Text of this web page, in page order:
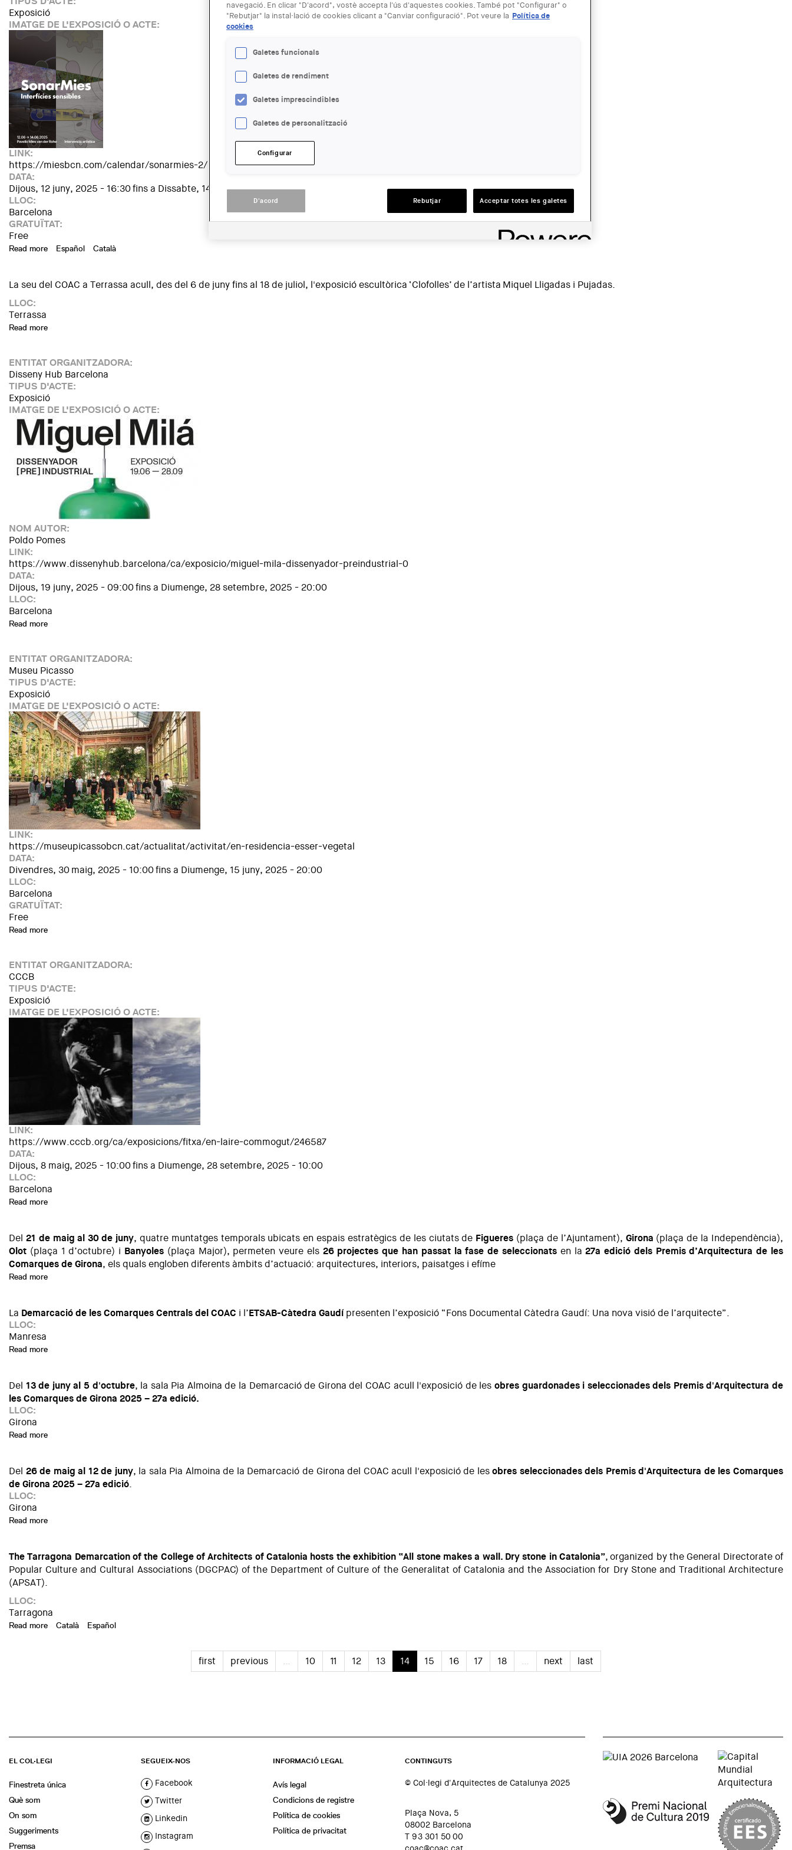
Exposició
IMATGE DE L'EXPOSICIÓ O ACTE:
LINK:
https://miesbcn.com/calendar/sonarmies-2/
DATA:
Dijous, 12 juny, 2025 - 16:30fins a Dissabte, 14 juny, 2025 - 19:30
LLOC:
Barcelona
GRATUÏTAT:
Free
Read more about SonarMies: Sensitive Interfaces
Español Català
La seu del COAC a Terrassa acull, des del 6 de juny fins al 18 de juliol, l'exposició escultòrica ‘Clofolles’ de l’artista Miquel Lligadas i Pujadas.
LLOC:
Terrassa
Read more
ENTITAT ORGANITZADORA:
Disseny Hub Barcelona
TIPUS D'ACTE:
Exposició
IMATGE DE L'EXPOSICIÓ O ACTE:
NOM AUTOR:
Poldo Pomes
LINK:
https://www.dissenyhub.barcelona/ca/exposicio/miguel-mila-dissenyador-preindustrial-0
DATA:
Dijous, 19 juny, 2025 - 09:00fins a Diumenge, 28 setembre, 2025 - 20:00
LLOC:
Barcelona
Read more
ENTITAT ORGANITZADORA:
Museu Picasso
TIPUS D'ACTE:
Exposició
IMATGE DE L'EXPOSICIÓ O ACTE:
LINK:
https://museupicassobcn.cat/actualitat/activitat/en-residencia-esser-vegetal
DATA:
Divendres, 30 maig, 2025 - 10:00fins a Diumenge, 15 juny, 2025 - 20:00
LLOC:
Barcelona
GRATUÏTAT:
Free
Read more
ENTITAT ORGANITZADORA:
CCCB
TIPUS D'ACTE:
Exposició
IMATGE DE L'EXPOSICIÓ O ACTE:
LINK:
https://www.cccb.org/ca/exposicions/fitxa/en-laire-commogut/246587
DATA:
Dijous, 8 maig, 2025 - 10:00fins a Diumenge, 28 setembre, 2025 - 10:00
LLOC:
Barcelona
Read more
Del 21 de maig al 30 de juny, quatre muntatges temporals ubicats en espais estratègics de les ciutats de Figueres (plaça de l’Ajuntament), Girona (plaça de la Independència),
Olot (plaça 1 d’octubre) i Banyoles(plaça Major), permeten veure els 26 projectes que han passat la fase de seleccionatsen la27a edició dels Premis d’Arquitectura de les
Comarques de Girona, els quals engloben diferents àmbits d’actuació: arquitectures, interiors, paisatges i efíme
Read more
La Demarcació de les Comarques Centrals del COAC i l’ETSAB-Càtedra Gaudípresenten l’exposició “Fons Documental Càtedra Gaudí: Una nova visió de l’arquitecte”.
LLOC:
Manresa
Read more
Del 13 de juny al 5 d'octubre, la sala Pia Almoina de la Demarcació de Girona del COAC acull l'exposició de les obres guardonades i seleccionades dels Premis d'Arquitectura de
les Comarques de Girona 2025 – 27a edició.
LLOC:
Girona
Read more
Del 26 de maig al 12 de juny, la sala Pia Almoina de la Demarcació de Girona del COAC acull l'exposició de lesobres seleccionades dels Premis d'Arquitectura de les Comarques
de Girona 2025 – 27a edició.
LLOC:
Girona
Read more
The Tarragona Demarcation of the College of Architects of Catalonia hosts the exhibition “All stone makes a wall. Dry stone in Catalonia”, organized by the General Directorate of
Popular Culture and Cultural Associations (DGCPAC) of the Department of Culture of the Generalitat of Catalonia and the Association for Dry Stone and Traditional Architecture
(APSAT).
LLOC:
Tarragona
Read more about Exhibition "All stone makes a wall. Dry stone in Catalonia"
Català Español
first previous … 10 11 12 13 14 15 16 17 18 … next last
EL COL·LEGI
Finestreta única
Què som
On som
Suggeriments
Premsa
SEGUEIX-NOS
Facebook
Twitter
Linkedin
Instagram
INFORMACIÓ LEGAL
Avís legal
Condicions de registre
Política de cookies
Política de privacitat
CONTINGUTS
© Col·legi d'Arquitectes de Catalunya 2025
Plaça Nova, 5
08002 Barcelona
T 93 301 50 00
navegació. En clicar "D'acord", vostè accepta l'ús d'aquestes cookies. També pot "Configurar" o
"Rebutjar" la instal·lació de cookies clicant a "Canviar configuració". Pot veure la Política de
cookies
Galetes funcionals
Galetes de rendiment
Galetes imprescindibles
Galetes de personalització
Configurar
D'acord Rebutjar Acceptar totes les galetes